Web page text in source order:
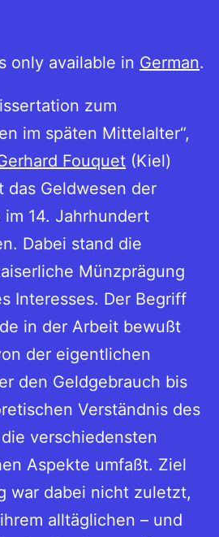
only available in German.
zum
im späten Mittelalter“,
Fouquet (Kiel)
das Geldwesen der
14. Jahrhundert
Dabei stand die
Münzprägung
Interesses. Der Begriff
in der Arbeit bewußt
der eigentlichen
den Geldgebrauch bis
Verständnis des
verschiedensten
Aspekte umfaßt. Ziel
war dabei nicht zuletzt,
alltäglichen – und